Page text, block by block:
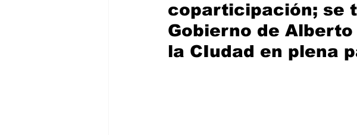
coparticipación; se
Gobierno de
la CIudad en plena